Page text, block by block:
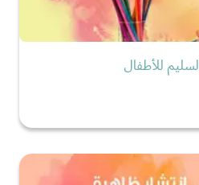
للأطفال